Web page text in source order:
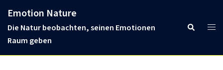
content
Emotion Nature
Die Natur beobachten, seinen Emotionen
Raum geben
Search